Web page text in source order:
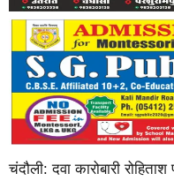
चंदौली: दवा कारोबारी